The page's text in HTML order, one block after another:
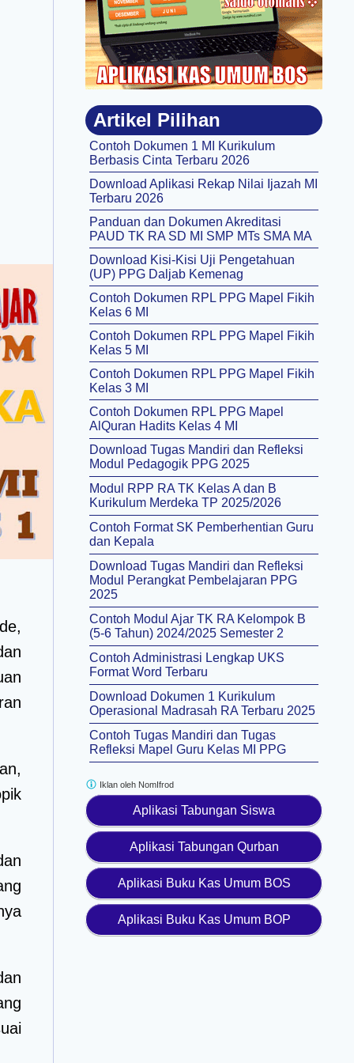
Artikel Pilihan
Contoh Dokumen 1 MI Kurikulum
Berbasis Cinta Terbaru 2026
Download Aplikasi Rekap Nilai Ijazah MI
Terbaru 2026
Panduan dan Dokumen Akreditasi
PAUD TK RA SD MI SMP MTs SMA MA
Download Kisi-Kisi Uji Pengetahuan
(UP) PPG Daljab Kemenag
Contoh Dokumen RPL PPG Mapel Fikih
Kelas 6 MI
Contoh Dokumen RPL PPG Mapel Fikih
Kelas 5 MI
Contoh Dokumen RPL PPG Mapel Fikih
Kelas 3 MI
Contoh Dokumen RPL PPG Mapel
AlQuran Hadits Kelas 4 MI
Download Tugas Mandiri dan Refleksi
Modul Pedagogik PPG 2025
Modul RPP RA TK Kelas A dan B
Kurikulum Merdeka TP 2025/2026
Contoh Format SK Pemberhentian Guru
dan Kepala
Download Tugas Mandiri dan Refleksi
Modul Perangkat Pembelajaran PPG
2025
Contoh Modul Ajar TK RA Kelompok B
(5-6 Tahun) 2024/2025 Semester 2
Contoh Administrasi Lengkap UKS
Format Word Terbaru
Download Dokumen 1 Kurikulum
Operasional Madrasah RA Terbaru 2025
Contoh Tugas Mandiri dan Tugas
Refleksi Mapel Guru Kelas MI PPG
Aplikasi Tabungan Siswa
Aplikasi Tabungan Qurban
Aplikasi Buku Kas Umum BOS
Aplikasi Buku Kas Umum BOP
Iklan oleh NomIfrod